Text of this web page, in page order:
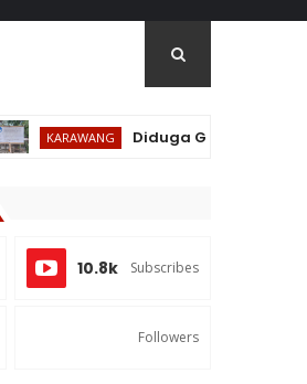
Diduga Gunakan Besi
10.8k Subscribes
Followers